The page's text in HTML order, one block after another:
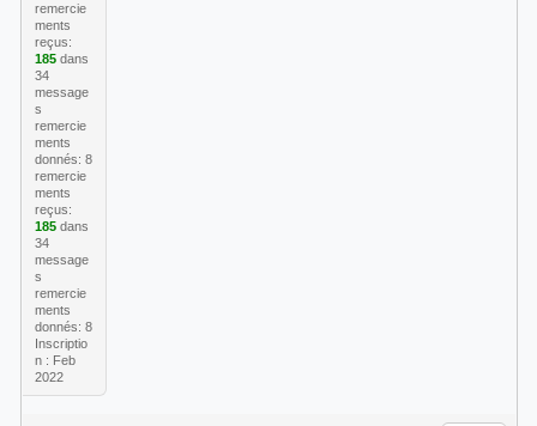
remercie
ments
reçus:
185dans
34
message
s
remercie
ments
donnés: 8
remercie
ments
reçus:
185dans
34
message
s
remercie
ments
donnés: 8
Inscriptio
n : Feb
2022